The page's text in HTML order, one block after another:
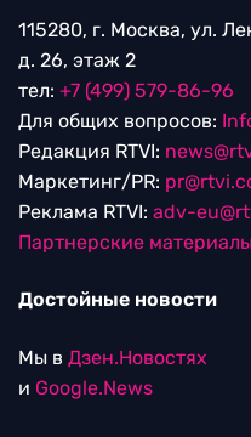
115280, г. Москва, ул.
д. 26, этаж 2
тел: +7 (499) 579-86-96
Для общих вопросов:
Редакция RTVI:
Маркетинг/PR:
Реклама RTVI: adv-
Партнерские
Достойные новости
Мы в Дзен.Новостях
и Google.News